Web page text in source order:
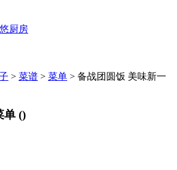
厨房
> 菜谱 > 菜单 > 备战团圆饭 美味新一
单 ()